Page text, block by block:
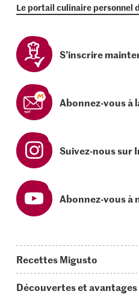
Le portail culinaire personnel
S’inscrire
Abonnez-vous à
Suivez-nous sur
Abonnez-vous à
Recettes Migusto
Découvertes et avantages